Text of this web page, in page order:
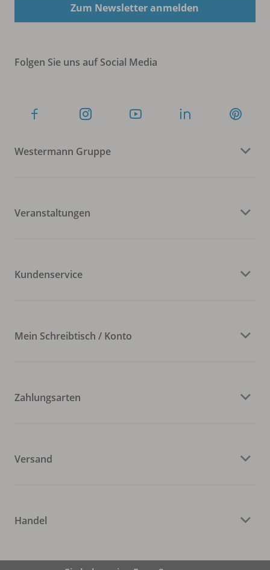
Zum Newsletter anmelden
Folgen Sie uns auf Social Media
Westermann Gruppe
Veranstaltungen
Kundenservice
Mein Schreibtisch / Konto
Zahlungsarten
Versand
Handel